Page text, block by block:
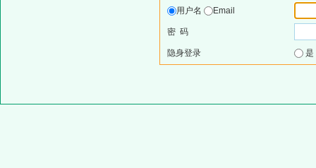
用户名
Email
密 码
隐身登录